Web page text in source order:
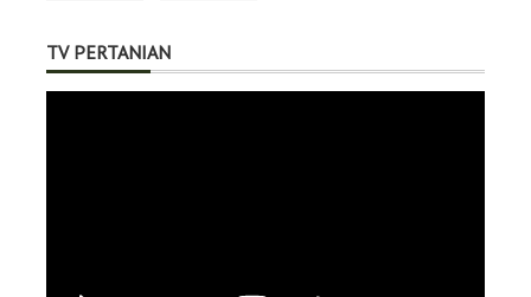
TV PERTANIAN